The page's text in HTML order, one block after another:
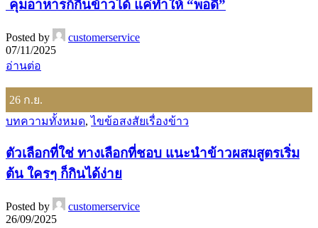
คุมอาหารก็กินข้าวได้ แค่ทำให้ “พอดี”
Posted by
customerservice
07/11/2025
อ่านต่อ
26 ก.ย.
บทความทั้งหมด,ไขข้อสงสัยเรื่องข้าว
ตัวเลือกที่ใช่ ทางเลือกที่ชอบ แนะนำข้าวผสมสูตรเริ่ม
ต้น ใครๆ ก็กินได้ง่าย
Posted by
customerservice
26/09/2025